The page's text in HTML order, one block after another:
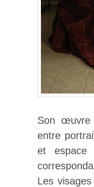
Son œuvre
entre
et espace
Les